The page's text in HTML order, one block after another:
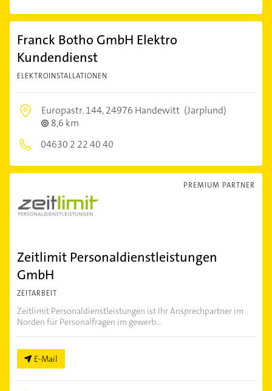
Franck Botho GmbH Elektro
Kundendienst
ELEKTROINSTALLATIONEN
Europastr. 144,24976 Handewitt (Jarplund)
8,6 km
04630 2 22 40 40
PREMIUM PARTNER
Zeitlimit Personaldienstleistungen
GmbH
ZEITARBEIT
Zeitlimit Personaldienstleistungen ist Ihr Ansprechpartner im
Norden für Personalfragen im gewerb...
E-Mail